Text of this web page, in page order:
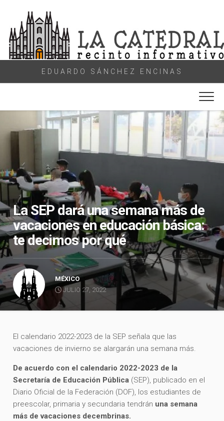
content
EDUARDO SÁNCHEZ ENCINAS
La SEP dará una semana más de
vacaciones en educación básica:
te decimos por qué
MÉXICO
JULIO 27, 2022
El calendario 2022-2023 de la SEP señala que las
vacaciones de invierno se alargarán una semana más.
De acuerdo con el calendario 2022-2023 de la
Secretaría de Educación Pública (SEP), publicado en el
Diario Oficial de la Federación (DOF), los estudiantes de
preescolar, primaria y secundaria tendrán una semana
más de vacaciones decembrinas.